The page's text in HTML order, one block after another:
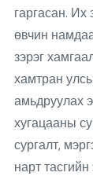
гаргасан.
өвчин
зэрэг
хамтран
амьдруулах
хугацааны
сургалт,
нарт